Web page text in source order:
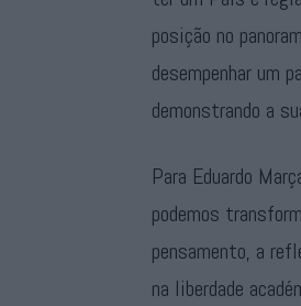
posição no
desempenhar um
demonstrando a
Para Eduardo
podemos
pensamento, a
na liberdade